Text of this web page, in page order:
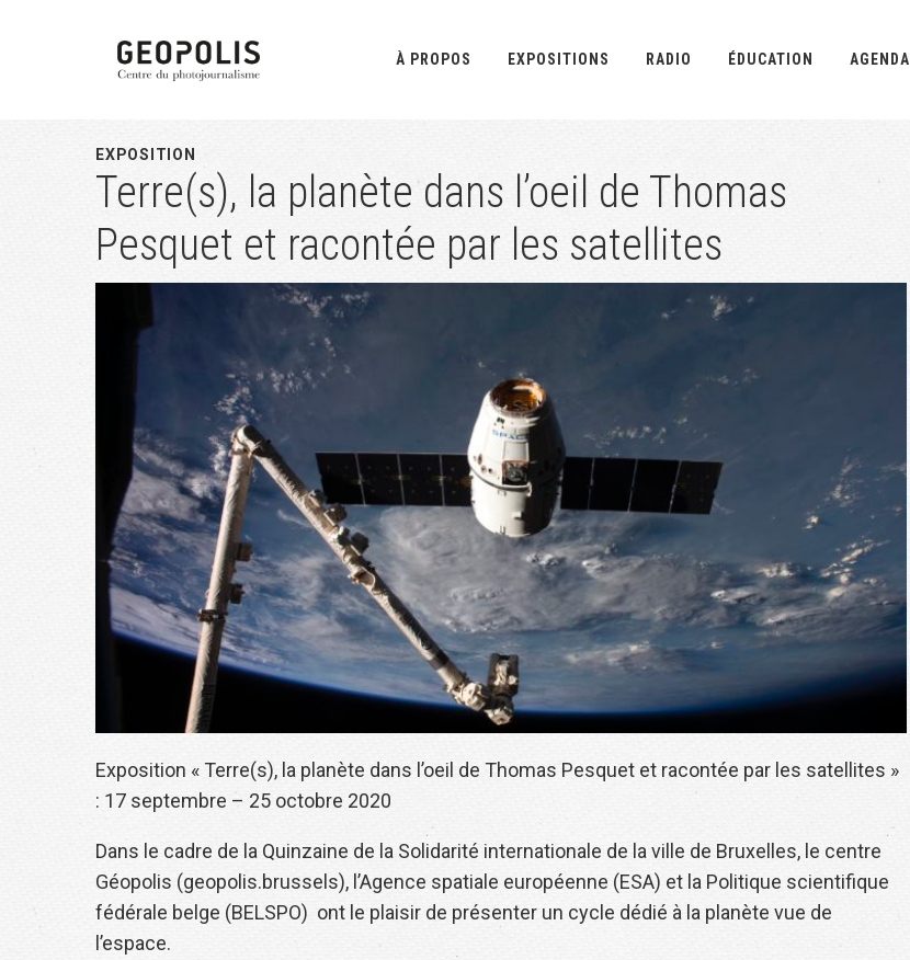
principale
latérale
À PROPOS EXPOSITIONS RADIO ÉDUCATION AGENDA
EXPOSITION
Terre(s), la planète dans l’oeil de Thomas
Pesquet et racontée par les satellites
Exposition « Terre(s), la planète dans l’oeil de Thomas Pesquet et racontée par les satellites »
: 17 septembre – 25 octobre 2020
Dans le cadre de la Quinzaine de la Solidarité internationale de la ville de Bruxelles, le centre
Géopolis (geopolis.brussels), l’Agence spatiale européenne (ESA) et la Politique scientifique
fédérale belge (BELSPO) ont le plaisir de présenter un cycle dédié à la planète vue de
l’espace.